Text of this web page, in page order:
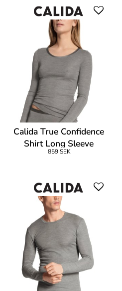
Calida True Confidence
Shirt Long Sleeve
859 SEK